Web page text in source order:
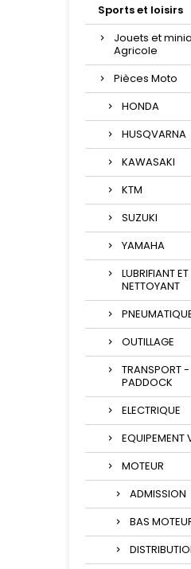
Sports et loisirs
Jouets et
Agricole
Pièces Moto
HONDA
HUSQVARNA
KAWASAKI
KTM
SUZUKI
YAMAHA
LUBRIFIANT ET
NETTOYANT
OUTILLAGE
TRANSPORT
PADDOCK
ELECTRIQUE
EQUIPEMENT
MOTEUR
ADMISSION
BAS